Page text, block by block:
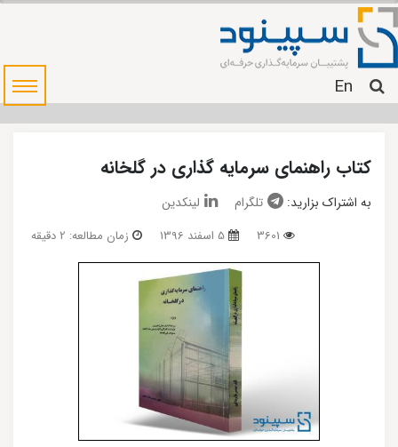
En
کتاب راهنمای سرمایه گذاری در گلخانه
به اشتراک بزارید: تلگرام لینکدین
زمان مطالعه: 2 دقیقه